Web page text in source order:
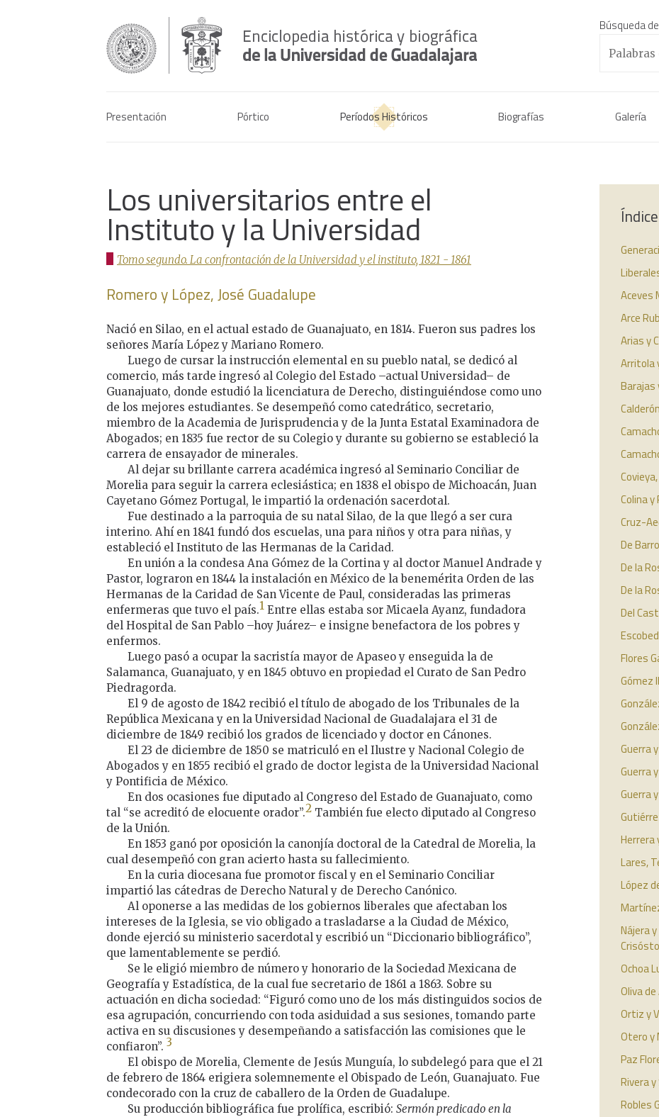
Búsqueda
Presentación Pórtico Períodos Históricos Biografías Galería
Índice
Aceves
Arce
Arias y
Arritola
Barajas
Colina y
Cruz-
De
De la
De la
Del
Flores
Gómez
Guerra
Guerra
Guerra
Herrera
Lares,
López
Nájera
Ochoa
Oliva
Ortiz y
Otero y
Paz
Rivera
Robles
Los universitarios entre el
Instituto y la Universidad
Tomo segundo. La confrontación de la Universidad y el instituto, 1821 - 1861
Romero y López, José Guadalupe
Nació en Silao, en el actual estado de Guanajuato, en 1814. Fueron sus padres los
señores María López y Mariano Romero.
Luego de cursar la instrucción elemental en su pueblo natal, se dedicó al
comercio, más tarde ingresó al Colegio del Estado –actual Universidad– de
Guanajuato, donde estudió la licenciatura de Derecho, distinguiéndose como uno
de los mejores estudiantes. Se desempeñó como catedrático, secretario,
miembro de la Academia de Jurisprudencia y de la Junta Estatal Examinadora de
Abogados; en 1835 fue rector de su Colegio y durante su gobierno se estableció la
carrera de ensayador de minerales.
Al dejar su brillante carrera académica ingresó al Seminario Conciliar de
Morelia para seguir la carrera eclesiástica; en 1838 el obispo de Michoacán, Juan
Cayetano Gómez Portugal, le impartió la ordenación sacerdotal.
Fue destinado a la parroquia de su natal Silao, de la que llegó a ser cura
interino. Ahí en 1841 fundó dos escuelas, una para niños y otra para niñas, y
estableció el Instituto de las Hermanas de la Caridad.
En unión a la condesa Ana Gómez de la Cortina y al doctor Manuel Andrade y
Pastor, lograron en 1844 la instalación en México de la benemérita Orden de las
Hermanas de la Caridad de San Vicente de Paul, consideradas las primeras
enfermeras que tuvo el país.1 Entre ellas estaba sor Micaela Ayanz, fundadora
del Hospital de San Pablo –hoy Juárez– e insigne benefactora de los pobres y
enfermos.
Luego pasó a ocupar la sacristía mayor de Apaseo y enseguida la de
Salamanca, Guanajuato, y en 1845 obtuvo en propiedad el Curato de San Pedro
Piedragorda.
El 9 de agosto de 1842 recibió el título de abogado de los Tribunales de la
República Mexicana y en la Universidad Nacional de Guadalajara el 31 de
diciembre de 1849 recibió los grados de licenciado y doctor en Cánones.
El 23 de diciembre de 1850 se matriculó en el Ilustre y Nacional Colegio de
Abogados y en 1855 recibió el grado de doctor legista de la Universidad Nacional
y Pontificia de México.
En dos ocasiones fue diputado al Congreso del Estado de Guanajuato, como
tal “se acreditó de elocuente orador”.2 También fue electo diputado al Congreso
de la Unión.
En 1853 ganó por oposición la canonjía doctoral de la Catedral de Morelia, la
cual desempeñó con gran acierto hasta su fallecimiento.
En la curia diocesana fue promotor fiscal y en el Seminario Conciliar
impartió las cátedras de Derecho Natural y de Derecho Canónico.
Al oponerse a las medidas de los gobiernos liberales que afectaban los
intereses de la Iglesia, se vio obligado a trasladarse a la Ciudad de México,
donde ejerció su ministerio sacerdotal y escribió un “Diccionario bibliográfico”,
que lamentablemente se perdió.
Se le eligió miembro de número y honorario de la Sociedad Mexicana de
Geografía y Estadística, de la cual fue secretario de 1861 a 1863. Sobre su
actuación en dicha sociedad: “Figuró como uno de los más distinguidos socios de
esa agrupación, concurriendo con toda asiduidad a sus sesiones, tomando parte
activa en su discusiones y desempeñando a satisfacción las comisiones que le
confiaron”. 3
El obispo de Morelia, Clemente de Jesús Munguía, lo subdelegó para que el 21
de febrero de 1864 erigiera solemnemente el Obispado de León, Guanajuato. Fue
condecorado con la cruz de caballero de la Orden de Guadalupe.
Su producción bibliográfica fue prolífica, escribió: Sermón predicado en la